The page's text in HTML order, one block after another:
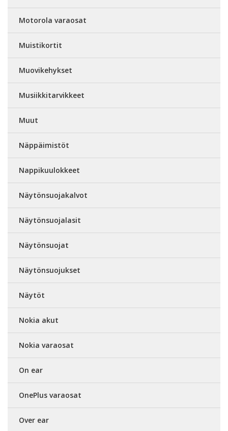
Motorola varaosat
Muistikortit
Muovikehykset
Musiikkitarvikkeet
Muut
Näppäimistöt
Nappikuulokkeet
Näytönsuojakalvot
Näytönsuojalasit
Näytönsuojat
Näytönsuojukset
Näytöt
Nokia akut
Nokia varaosat
On ear
OnePlus varaosat
Over ear